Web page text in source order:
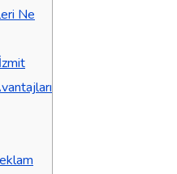
Ne